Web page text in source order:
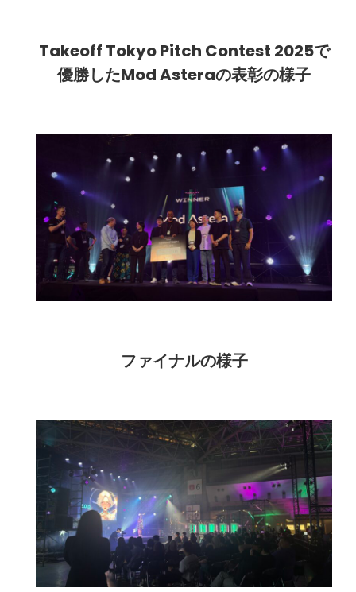
Takeoff Tokyo Pitch Contest 2025で
優勝したMod Asteraの表彰の様子
ファイナルの様子